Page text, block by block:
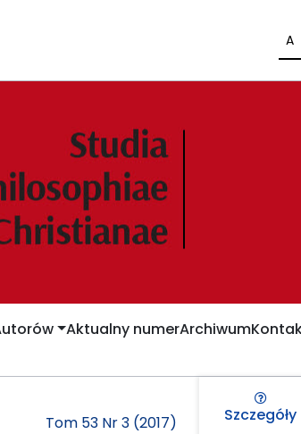
A
Aktualny numerArchiwum
Tom 53 Nr 3 (2017) Szczegóły